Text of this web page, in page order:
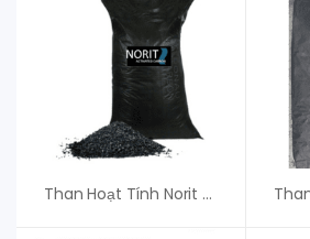
Than Hoạt Tính Norit SX SUPER E 153 – Chất Lượng Cao